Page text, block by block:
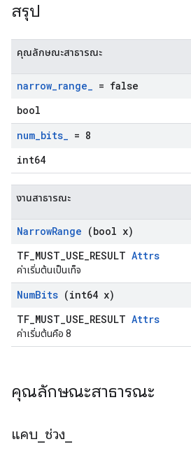
สรุป
คุณลักษณะสาธารณะ
narrow_range_ = false
bool
num_bits_ = 8
int64
งานสาธารณะ
NarrowRange (bool x)
TF_MUST_USE_RESULT Attrs
ค่าเริ่มต้นเป็นเท็จ
NumBits (int64 x)
TF_MUST_USE_RESULT Attrs
ค่าเริ่มต้นคือ 8
คุณลักษณะสาธารณะ
แคบ ช่วง